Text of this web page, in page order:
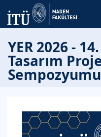
YER 2026 -
Tasarım